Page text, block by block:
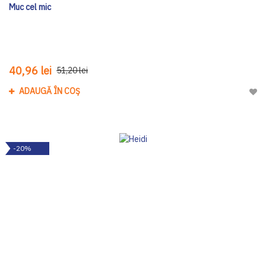
Muc cel mic
40,96 lei 51,20 lei
ADAUGĂ ÎN COȘ
-20%